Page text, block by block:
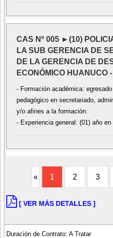
CAS Nº 005 ►(10)
LA SUB GERENCIA DE
DE LA GERENCIA DE
ECONÓMICO HUANUCO
- Formación académica:
pedagógico en secretariado,
y/o afines a la formación.
- Experiencia general: (01) año
« 1 2 3
[ VER MÁS DETALLES ]
Duración de Contrato: A Tratar